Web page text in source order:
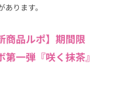
ります。
商品ルポ】期間限
一弾『咲く抹茶』